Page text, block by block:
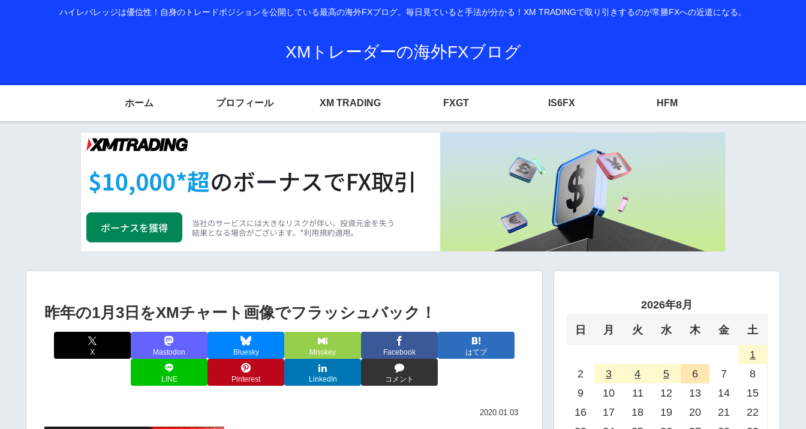
ハイレバレッジは優位性！自身のトレードポジションを公開している最高の海外FXブログ。毎日見ていると手法が分かる！XM TRADINGで取り引きするのが常勝FXへの近道になる。
XMトレーダーの海外FXブログ
ホーム プロフィール XM TRADING FXGT IS6FX HFM
昨年の1月3日をXMチャート画像でフラッシュバック！
X Mastodon Bluesky Misskey Facebook はてブ
LINE Pinterest LinkedIn コメント
2020.01.03
2026年8月
日 月 火 水 木 金 土
1
2
3 4 5 6 7
8
9
10 11 12 13 14
15
16
17 18 19 20 21
22